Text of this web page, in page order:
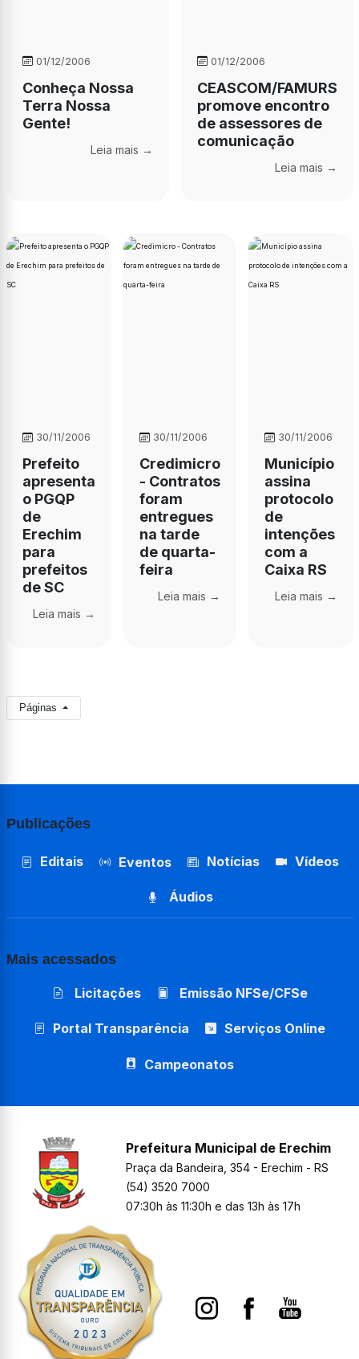
01/12/2006
Conheça Nossa
Terra Nossa
Gente!
Leia mais →
01/12/2006
CEASCOM/FAMURS
promove encontro
de assessores de
comunicação
Leia mais →
30/11/2006
Prefeito
apresenta
o PGQP
de
Erechim
para
prefeitos
de SC
Leia mais →
30/11/2006
Credimicro
- Contratos
foram
entregues
na tarde
de quarta-
feira
Leia mais →
30/11/2006
Município
assina
protocolo
de
intenções
com a
Caixa RS
Leia mais →
Páginas
Publicações
Editais Eventos Notícias Vídeos
Áudios
Mais acessados
Licitações Emissão NFSe/CFSe
Portal Transparência Serviços Online
Campeonatos
Prefeitura Municipal de Erechim
Praça da Bandeira, 354 - Erechim - RS
(54) 3520 7000
07:30h às 11:30h e das 13h às 17h